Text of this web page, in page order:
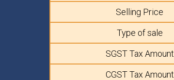
Selling Price
Type of sale
SGST Tax Amount
CGST Tax Amount